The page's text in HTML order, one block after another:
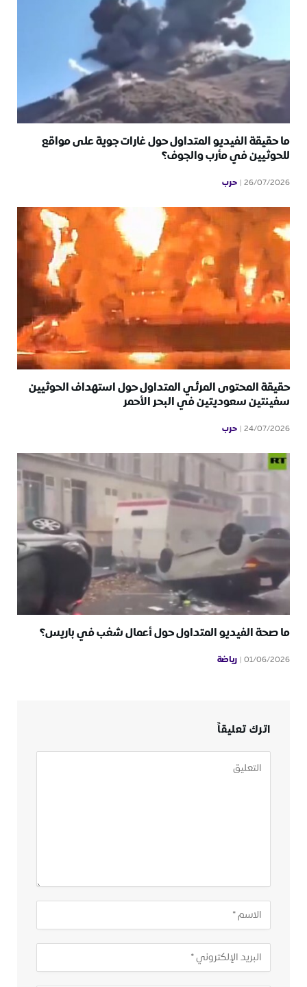
ما حقيقة الفيديو المتداول حول غارات جوية على مواقع
للحوثيين في مأرب والجوف؟
26/07/2026 حرب
حقيقة المحتوى المرئي المتداول حول استهداف الحوثيين
سفينتين سعوديتين في البحر الأحمر
24/07/2026 حرب
ما صحة الفيديو المتداول حول أعمال شغب في باريس؟
01/06/2026 رياضة
اترك تعليقاً